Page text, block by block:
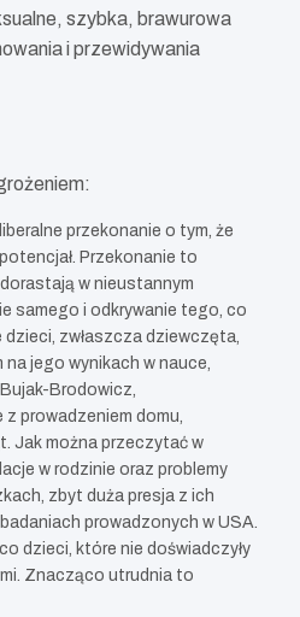
szybka, brawurowa
i przewidywania
przekonanie o tym, że
Przekonanie to
w nieustannym
samego i odkrywanie tego, co
zwłaszcza dziewczęta,
jego wynikach w nauce,
Brodowicz,
prowadzeniem domu,
Jak można przeczytać w
w rodzinie oraz problemy
zbyt duża presja z ich
prowadzonych w USA.
dzieci, które nie doświadczyły
Znacząco utrudnia to